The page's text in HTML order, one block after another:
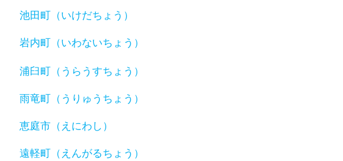
池田町（いけだちょう）
岩内町（いわないちょう）
浦臼町（うらうすちょう）
雨竜町（うりゅうちょう）
恵庭市（えにわし）
遠軽町（えんがるちょう）